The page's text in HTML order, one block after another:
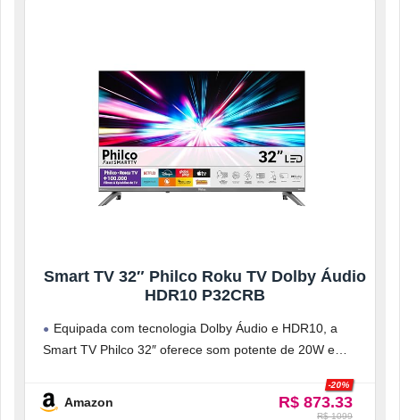
Smart TV 32″ Philco Roku TV Dolby Áudio
HDR10 P32CRB
Equipada com tecnologia Dolby Áudio e HDR10, a
Smart TV Philco 32″ oferece som potente de 20W e
Amazon R$ 873.33
-20%
R$ 1099